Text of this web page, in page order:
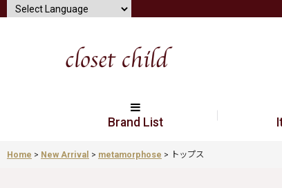
Brand List
Home > New Arrival > metamorphose > トップス